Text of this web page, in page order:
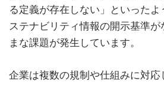
る定義が存在しない」といった
ステナビリティ情報の開示基準
まな課題が発生しています。
企業は複数の規制や仕組みに対